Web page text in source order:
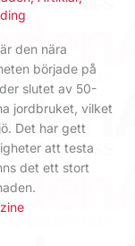
den nära
började på
slutet av 50-
jordbruket, vilket
Det har gett
att testa
det ett stort